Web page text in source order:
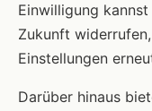
Einwilligung
Zukunft
Einstellungen
Darüber hinaus